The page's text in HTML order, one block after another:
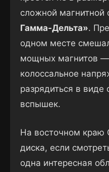
сложной магнитной
Гамма-Дельта».
одном месте
мощных магнитов —
колоссальное
разрядиться в
вспышек.
На восточном краю
диска, если
одна интересная